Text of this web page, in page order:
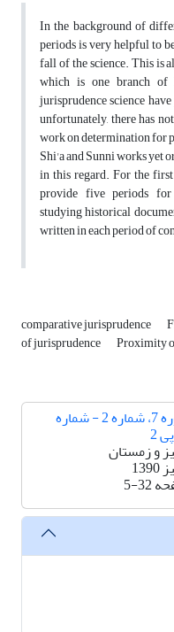
In the background of
periods is very helpful to
fall of the science. This is
which is one branch of
jurisprudence science
unfortunately, there has
work on determination for
Shi'a and Sunni works yet
in this regard. For the
provide five periods for
studying historical
written in each period of
comparative jurisprudence
of jurisprudence Proximity
دوره 7، شماره 2 - شماره
2
و زمستان
5-32